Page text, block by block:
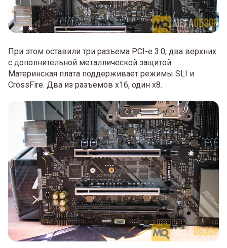
При этом оставили три разъема PCI-e 3.0, два верхних
с дополнительной металлической защитой.
Материнская плата поддерживает режимы SLI и
CrossFire. Два из разъемов х16, один х8.